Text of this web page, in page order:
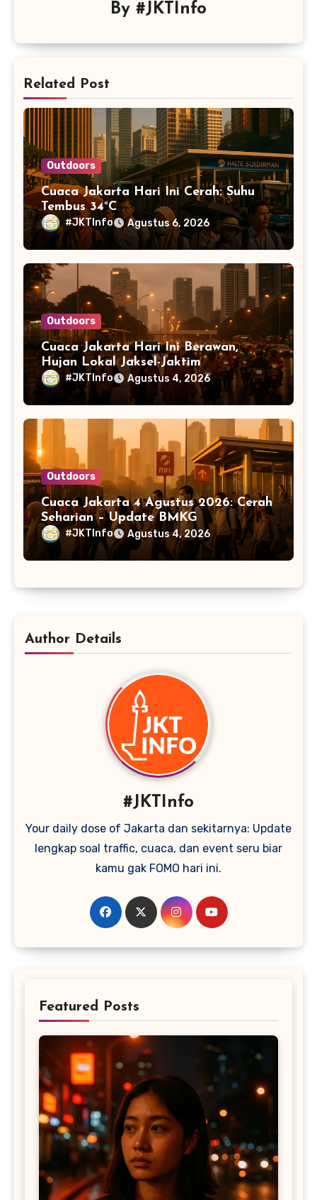
By #JKTInfo
Related Post
Outdoors
Cuaca Jakarta Hari Ini Cerah: Suhu
Tembus 34°C
#JKTInfo Agustus 6, 2026
Outdoors
Cuaca Jakarta Hari Ini Berawan,
Hujan Lokal Jaksel-Jaktim
#JKTInfo Agustus 4, 2026
Outdoors
Cuaca Jakarta 4 Agustus 2026: Cerah
Seharian – Update BMKG
#JKTInfo Agustus 4, 2026
Author Details
#JKTInfo
Your daily dose of Jakarta dan sekitarnya: Update
lengkap soal traffic, cuaca, dan event seru biar
kamu gak FOMO hari ini.
Featured Posts